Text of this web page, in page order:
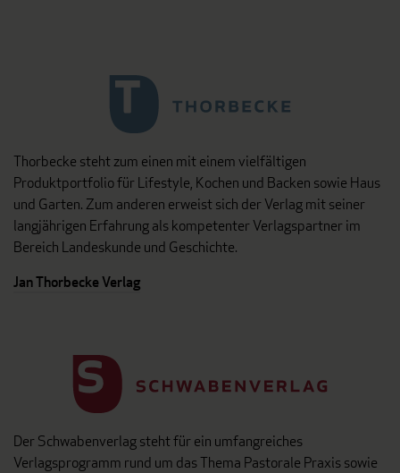
Thorbecke steht zum einen mit einem vielfältigen
Produktportfolio für Lifestyle, Kochen und Backen sowie Haus
und Garten. Zum anderen erweist sich der Verlag mit seiner
langjährigen Erfahrung als kompetenter Verlagspartner im
Bereich Landeskunde und Geschichte.
Jan Thorbecke Verlag
Der Schwabenverlag steht für ein umfangreiches
Verlagsprogramm rund um das Thema Pastorale Praxis sowie